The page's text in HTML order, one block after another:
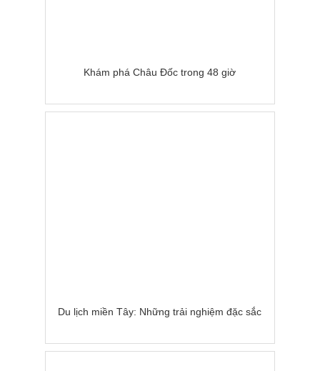
Khám phá Châu Đốc trong 48 giờ
Du lịch miền Tây: Những trải nghiệm đặc sắc